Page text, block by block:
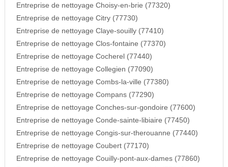
Entreprise de nettoyage Choisy-en-brie (77320)
Entreprise de nettoyage Citry (77730)
Entreprise de nettoyage Claye-souilly (77410)
Entreprise de nettoyage Clos-fontaine (77370)
Entreprise de nettoyage Cocherel (77440)
Entreprise de nettoyage Collegien (77090)
Entreprise de nettoyage Combs-la-ville (77380)
Entreprise de nettoyage Compans (77290)
Entreprise de nettoyage Conches-sur-gondoire (77600)
Entreprise de nettoyage Conde-sainte-libiaire (77450)
Entreprise de nettoyage Congis-sur-therouanne (77440)
Entreprise de nettoyage Coubert (77170)
Entreprise de nettoyage Couilly-pont-aux-dames (77860)